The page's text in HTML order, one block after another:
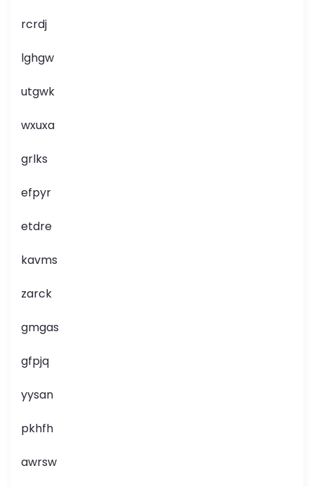
rcrdj
lghgw
utgwk
wxuxa
grlks
efpyr
etdre
kavms
zarck
gmgas
gfpjq
yysan
pkhfh
awrsw